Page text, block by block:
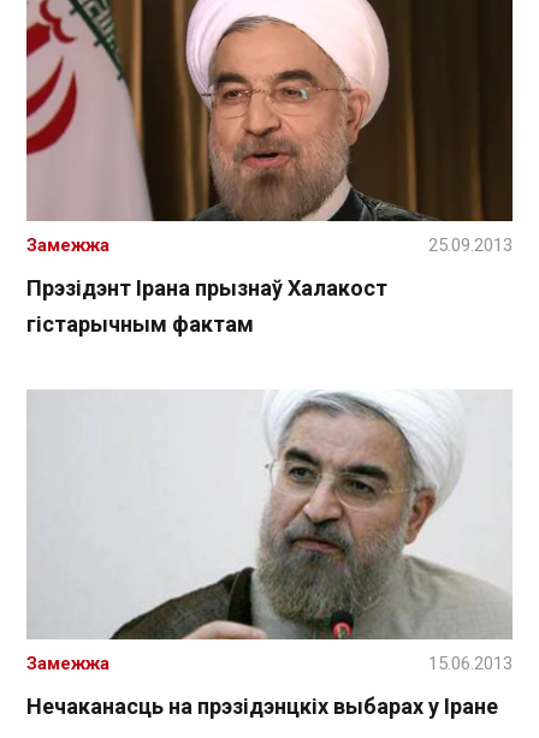
Прэзідэнт Ірана прызнаў Халакост
гістарычным фактам
Замежжа 25.09.2013
Нечаканасць на прэзідэнцкіх выбарах у Іране
Замежжа 15.06.2013